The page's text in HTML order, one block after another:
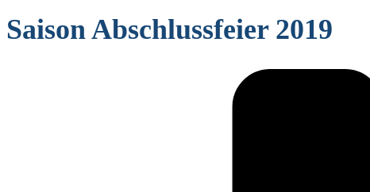
Saison Abschlussfeier 2019